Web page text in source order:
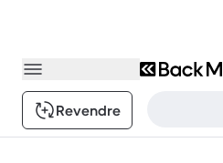
Revendre